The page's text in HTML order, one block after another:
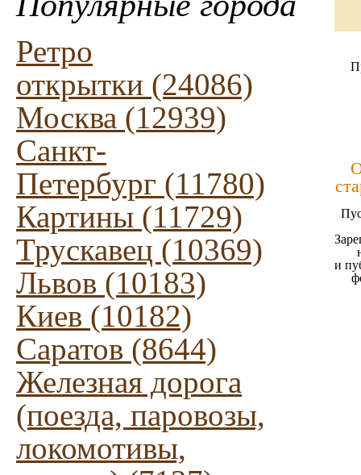
Ретро
открытки (24086)
Москва (12939)
Санкт-
Петербург (11780)
Картины (11729)
Трускавец (10369)
Львов (10183)
Киев (10182)
Саратов (8644)
Железная дорога
(поезда, паровозы,
локомотивы,
и